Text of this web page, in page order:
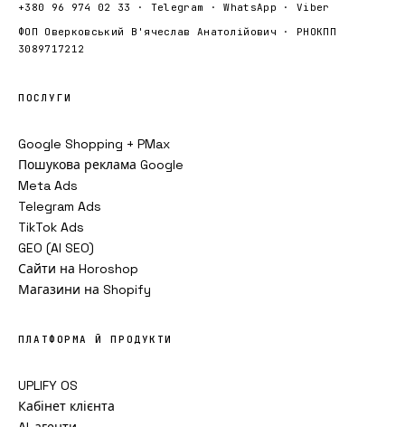
+380 96 974 02 33 · Telegram ·WhatsApp · Viber
ФОП Оверковський В'ячеслав Анатолійович · РНОКПП
3089717212
ПОСЛУГИ
Google Shopping + PMax
Пошукова реклама Google
Meta Ads
Telegram Ads
TikTok Ads
GEO (AI SEO)
Сайти на Horoshop
Магазини на Shopify
ПЛАТФОРМА Й ПРОДУКТИ
UPLIFY OS
Кабінет клієнта